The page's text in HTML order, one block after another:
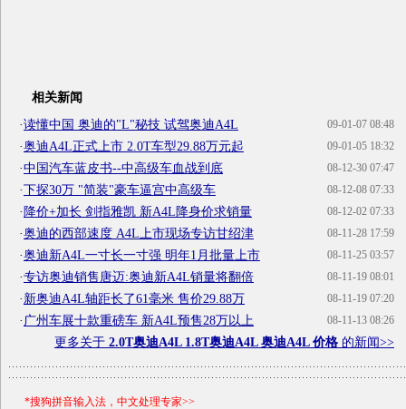
相关新闻
09-01-07 08:48
·读懂中国 奥迪的"L"秘技 试驾奥迪A4L
09-01-05 18:32
·奥迪A4L正式上市 2.0T车型29.88万元起
08-12-30 07:47
·中国汽车蓝皮书--中高级车血战到底
08-12-08 07:33
·下探30万 "简装"豪车逼宫中高级车
08-12-02 07:33
· 降价+加长 剑指雅凯 新A4L降身价求销量
08-11-28 17:59
·奥迪的西部速度 A4L上市现场专访甘绍津
08-11-25 03:57
·奥迪新A4L一寸长一寸强 明年1月批量上市
08-11-19 08:01
·专访奥迪销售唐迈:奥迪新A4L销量将翻倍
08-11-19 07:20
·新奥迪A4L轴距长了61毫米 售价29.88万
08-11-13 08:26
· 广州车展十款重磅车 新A4L预售28万以上
更多关于 2.0T奥迪A4L 1.8T奥迪A4L 奥迪A4L 价格 的新闻>>
*搜狗拼音输入法，中文处理专家>>